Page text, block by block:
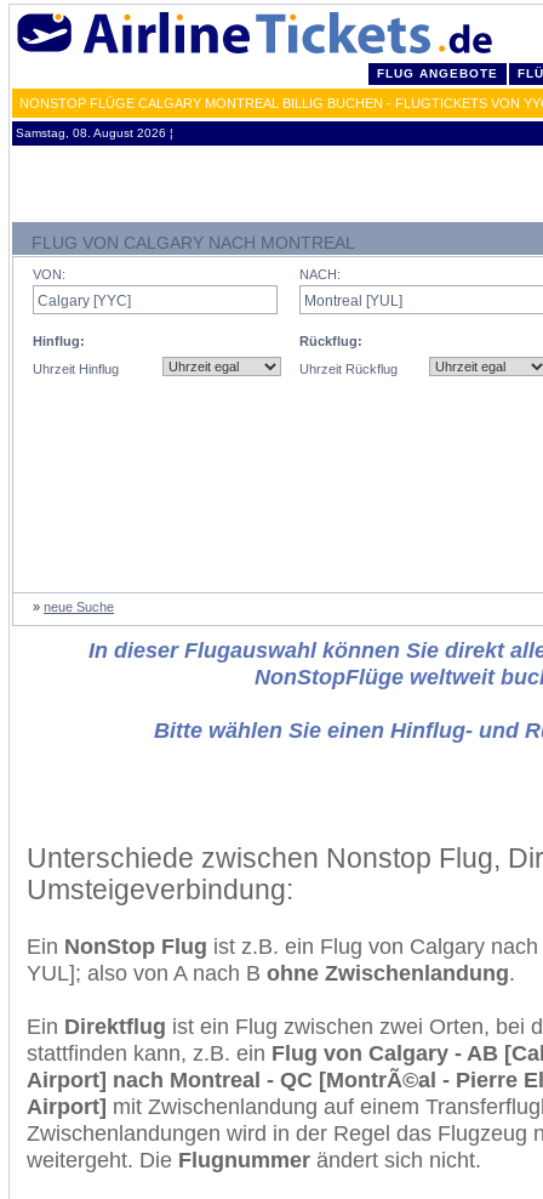
FLUG ANGEBOTE
NONSTOP FLÜGE CALGARY MONTREAL BILLIG BUCHEN - FLUGTICKETS VON
Samstag, 08. August 2026 ¦
FLUG VON CALGARY NACH MONTREAL
VON:
Hinflug:
Uhrzeit Hinflug
NACH:
Rückflug:
Uhrzeit Rückflug
» neue Suche
In dieser Flugauswahl können Sie direkt
NonStopFlüge weltweit
Bitte wählen Sie einen Hinflug- und
Unterschiede zwischen Nonstop Flug,
Umsteigeverbindung:
Ein NonStop Flug ist z.B. ein Flug von Calgary
YUL]; also von A nach B ohne Zwischenlandung.
Ein Direktflug ist ein Flug zwischen zwei Orten, bei
stattfinden kann, z.B. ein Flug von Calgary - AB
Airport] nach Montreal - QC [MontrÃ©al - Pierre
Airport] mit Zwischenlandung auf einem
Zwischenlandungen wird in der Regel das Flugzeug
weitergeht. Die Flugnummer ändert sich nicht.